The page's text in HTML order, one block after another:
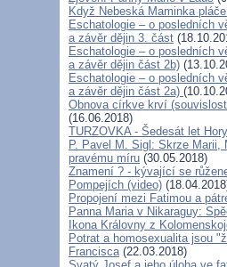
Když Nebeská Maminka
Eschatologie – o posledních
a závěr dějin 3. část
Eschatologie – o posledních
a závěr dějin část 2b)
Eschatologie – o posledních
a závěr dějin část 2a)
Obnova církve krví
(16.06.2018)
TURZOVKA - Šedesát let
P. Pavel M. Sigl: Skrze
pravému míru (30.05.2018)
Znamení ? - kývající se
Pompejích (video)
Propojení mezi Fatimou a
Panna Maria v Nikaraguy:
Ikona Královny z
Potrat a homosexualita jsou
Francisca(22.03.2018)